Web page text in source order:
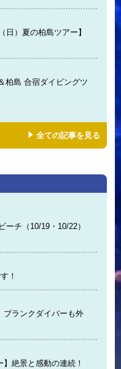
日）夏の柏島ツアー】
柏島 合宿ダイビングツ
全ての記事を見る
ーチ（10/19・10/22）
！
ブランクダイバーも外
絶景と感動の連続！